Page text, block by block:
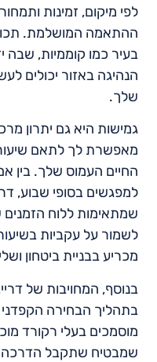
לפי מיקום, זמינות
ההתאמה המושלמת.
בעיר כמו קוממיות, שבה
הנהיגה באזור יכולים
שלך.
גמישות היא גם יתרון
מאפשרת לך לתאם
החיים העמוס שלך. בין
למפגשים בסופי שבוע,
שמתאימות ללוח
לשמור על עקביות
מכריע בבניית ביטחון
בנוסף, המחויבות של
בתהליך הבחירה
מוסמכים בעלי רקורד
שמבטיח שתקבל